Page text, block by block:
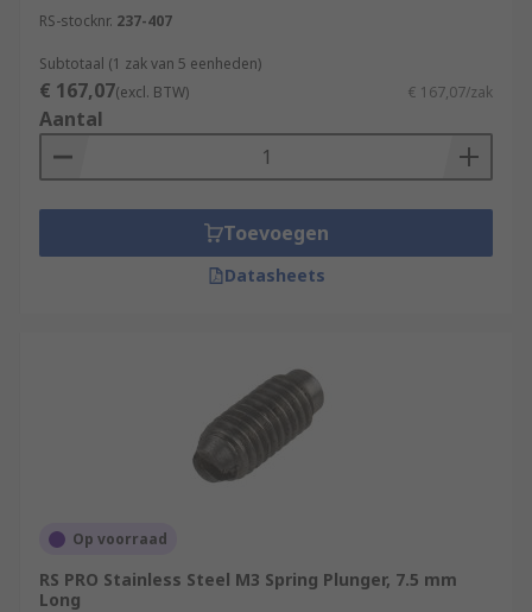
RS-stocknr. 237-407
Subtotaal (1 zak van 5 eenheden)
€ 167,07(excl. BTW) € 167,07/zak
Aantal
Toevoegen
Datasheets
Op voorraad
RS PRO Stainless Steel M3 Spring Plunger, 7.5 mm
Long